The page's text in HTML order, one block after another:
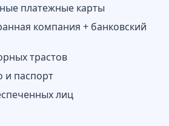
платежные карты
компания + банковский
трастов
и паспорт
лиц